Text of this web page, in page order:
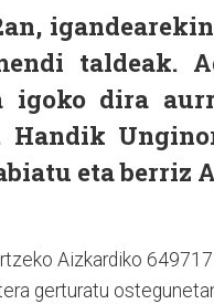
taldeak.
igoko dira
Handik
eta berriz
Aizkardiko
gerturatu